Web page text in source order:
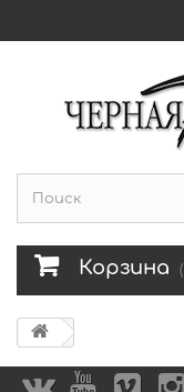
Корзина